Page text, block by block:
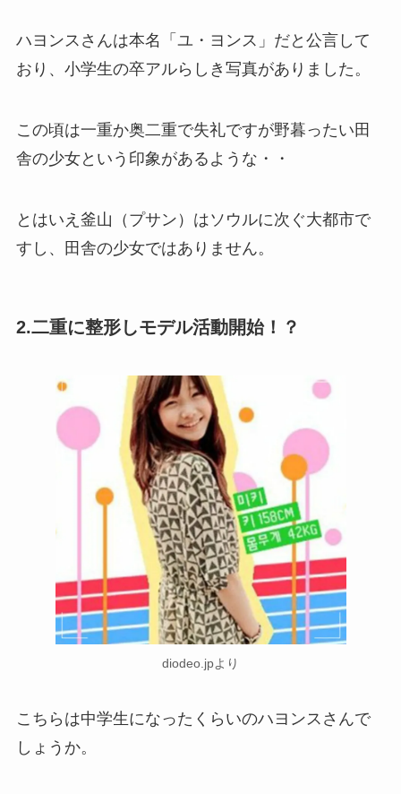
ハヨンスさんは本名「ユ・ヨンス」だと公言して
おり、小学生の卒アルらしき写真がありました。
この頃は一重か奥二重で失礼ですが野暮ったい田
舎の少女という印象があるような・・
とはいえ釜山（プサン）はソウルに次ぐ大都市で
すし、田舎の少女ではありません。
2.二重に整形しモデル活動開始！？
diodeo.jpより
こちらは中学生になったくらいのハヨンスさんで
しょうか。